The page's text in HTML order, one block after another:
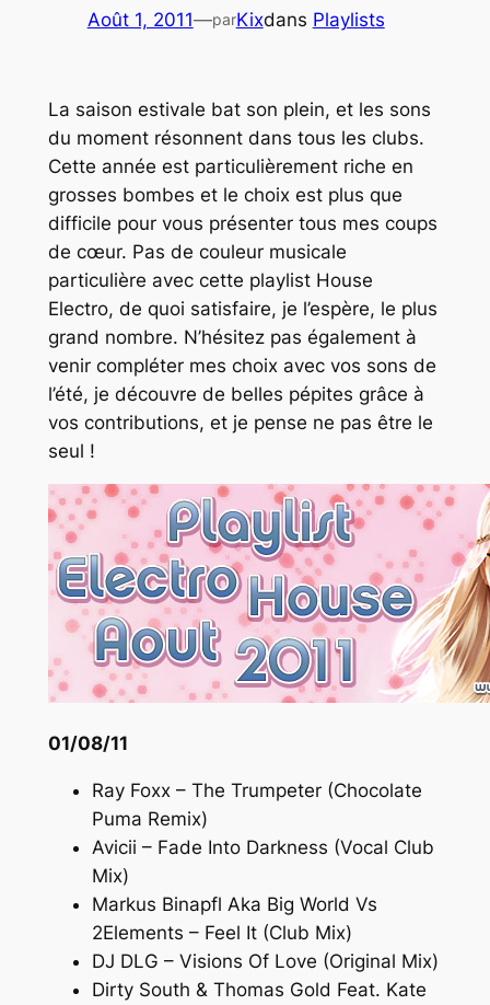
Août 1, 2011—parKixdans Playlists
La saison estivale bat son plein, et les sons
du moment résonnent dans tous les clubs.
Cette année est particulièrement riche en
grosses bombes et le choix est plus que
difficile pour vous présenter tous mes coups
de cœur. Pas de couleur musicale
particulière avec cette playlist House
Electro, de quoi satisfaire, je l’espère, le plus
grand nombre. N’hésitez pas également à
venir compléter mes choix avec vos sons de
l’été, je découvre de belles pépites grâce à
vos contributions, et je pense ne pas être le
seul !
01/08/11
Ray Foxx – The Trumpeter (Chocolate
Puma Remix)
Avicii – Fade Into Darkness (Vocal Club
Mix)
Markus Binapfl Aka Big World Vs
2Elements – Feel It (Club Mix)
DJ DLG – Visions Of Love (Original Mix)
Dirty South & Thomas Gold Feat. Kate